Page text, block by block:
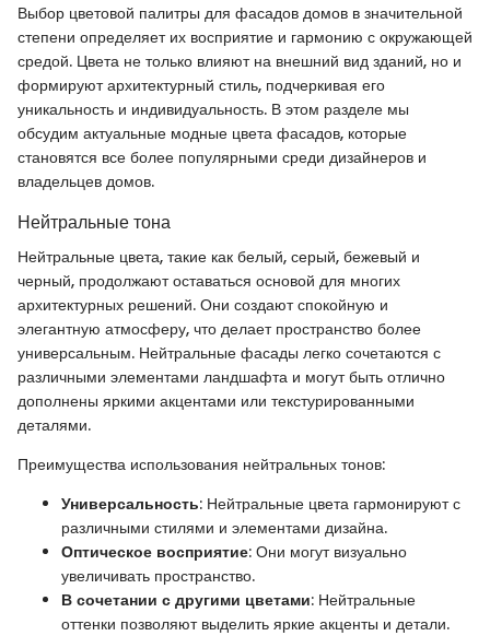
Выбор цветовой палитры для фасадов домов в значительной
степени определяет их восприятие и гармонию с окружающей
средой. Цвета не только влияют на внешний вид зданий, но и
формируют архитектурный стиль, подчеркивая его
уникальность и индивидуальность. В этом разделе мы
обсудим актуальные модные цвета фасадов, которые
становятся все более популярными среди дизайнеров и
владельцев домов.
Нейтральные тона
Нейтральные цвета, такие как белый, серый, бежевый и
черный, продолжают оставаться основой для многих
архитектурных решений. Они создают спокойную и
элегантную атмосферу, что делает пространство более
универсальным. Нейтральные фасады легко сочетаются с
различными элементами ландшафта и могут быть отлично
дополнены яркими акцентами или текстурированными
деталями.
Преимущества использования нейтральных тонов:
Универсальность: Нейтральные цвета гармонируют с
различными стилями и элементами дизайна.
Оптическое восприятие: Они могут визуально
увеличивать пространство.
В сочетании с другими цветами: Нейтральные
оттенки позволяют выделить яркие акценты и детали.